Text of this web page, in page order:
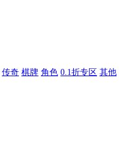
传奇 棋牌 角色 0.1折专区 其他